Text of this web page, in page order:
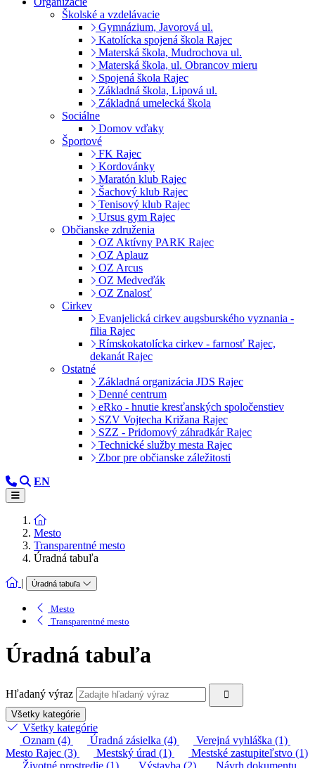
Školské a vzdelávacie
Gymnázium, Javorová ul.
Katolícka spojená škola Rajec
Materská škola, Mudrochova ul.
Materská škola, ul. Obrancov mieru
Spojená škola Rajec
Základná škola, Lipová ul.
Základná umelecká škola
Sociálne
Domov vďaky
Športové
FK Rajec
Kordovánky
Maratón klub Rajec
Šachový klub Rajec
Tenisový klub Rajec
Ursus gym Rajec
Občianske združenia
OZ Aktívny PARK Rajec
OZ Aplauz
OZ Arcus
OZ Medveďák
OZ Znalosť
Cirkev
Evanjelická cirkev augsburského vyznania -
filia Rajec
Rímskokatolícka cirkev - farnosť Rajec,
dekanát Rajec
Ostatné
Základná organizácia JDS Rajec
Denné centrum
eRko - hnutie kresťanských spoločenstiev
SZV Vojtecha Križana Rajec
SZZ - Pridomový záhradkár Rajec
Technické služby mesta Rajec
Zbor pre občianske záležitosti
EN
Mesto
Transparentné mesto
Úradná tabuľa
| Úradná tabuľa
Mesto
Transparentné mesto
Úradná tabuľa
Hľadaný výraz
Všetky kategórie
Všetky kategórie
Oznam (4)
Úradná zásielka (4)
Verejná vyhláška (1)
Mesto Rajec (3)
Mestský úrad (1)
Mestské zastupiteľstvo (1)
Životné prostredie (1)
Výstavba (2) Návrh dokumentu